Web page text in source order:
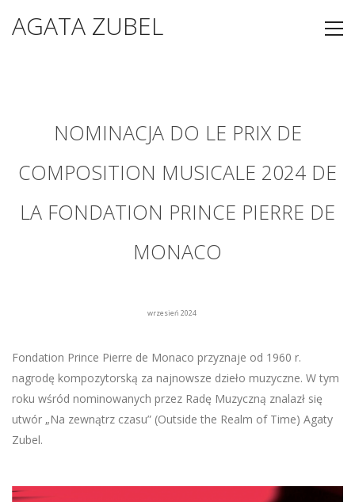
AGATA ZUBEL
NOMINACJA DO LE PRIX DE
COMPOSITION MUSICALE 2024 DE
LA FONDATION PRINCE PIERRE DE
MONACO
wrzesień 2024
Fondation Prince Pierre de Monaco przyznaje od 1960 r.
nagrodę kompozytorską za najnowsze dzieło muzyczne. W tym
roku wśród nominowanych przez Radę Muzyczną znalazł się
utwór „Na zewnątrz czasu” (Outside the Realm of Time) Agaty
Zubel.